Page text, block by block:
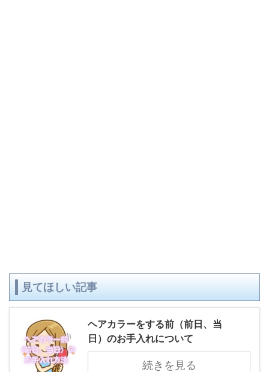
見てほしい記事
ヘアカラーをする前（前日、当
日）のお手入れについて
続きを見る